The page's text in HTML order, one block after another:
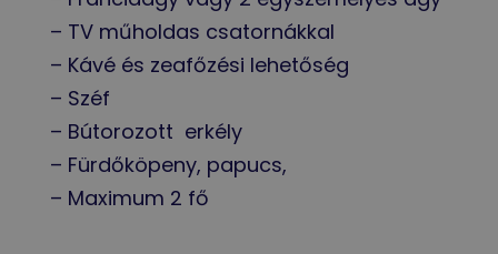
– TV műholdas csatornákkal
– Kávé és zeafőzési lehetőség
– Széf
– Bútorozott erkély
– Fürdőköpeny, papucs,
– Maximum 2 fő